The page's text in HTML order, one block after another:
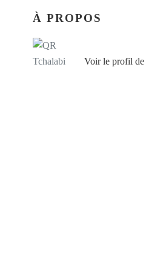
À PROPOS
Voir le profil de